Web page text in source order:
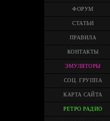
ФОРУМ
СТАТЬИ
ПРАВИЛА
КОНТАКТЫ
ЭМУЛЯТОРЫ
СОЦ. ГРУППА
КАРТА САЙТА
РЕТРО РАДИО